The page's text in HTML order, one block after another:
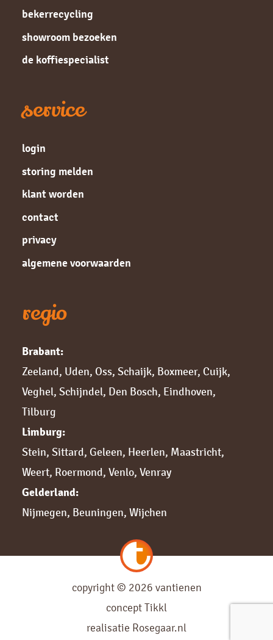
bekerrecycling
showroom bezoeken
de koffiespecialist
service
login
storing melden
klant worden
contact
privacy
algemene voorwaarden
regio
Brabant:
Zeeland, Uden, Oss, Schaijk, Boxmeer, Cuijk,
Veghel, Schijndel, Den Bosch, Eindhoven,
Tilburg
Limburg:
Stein, Sittard, Geleen, Heerlen, Maastricht,
Weert, Roermond, Venlo, Venray
Gelderland:
Nijmegen, Beuningen, Wijchen
copyright © 2026 vantienen
conceptTikkl
realisatie Rosegaar.nl